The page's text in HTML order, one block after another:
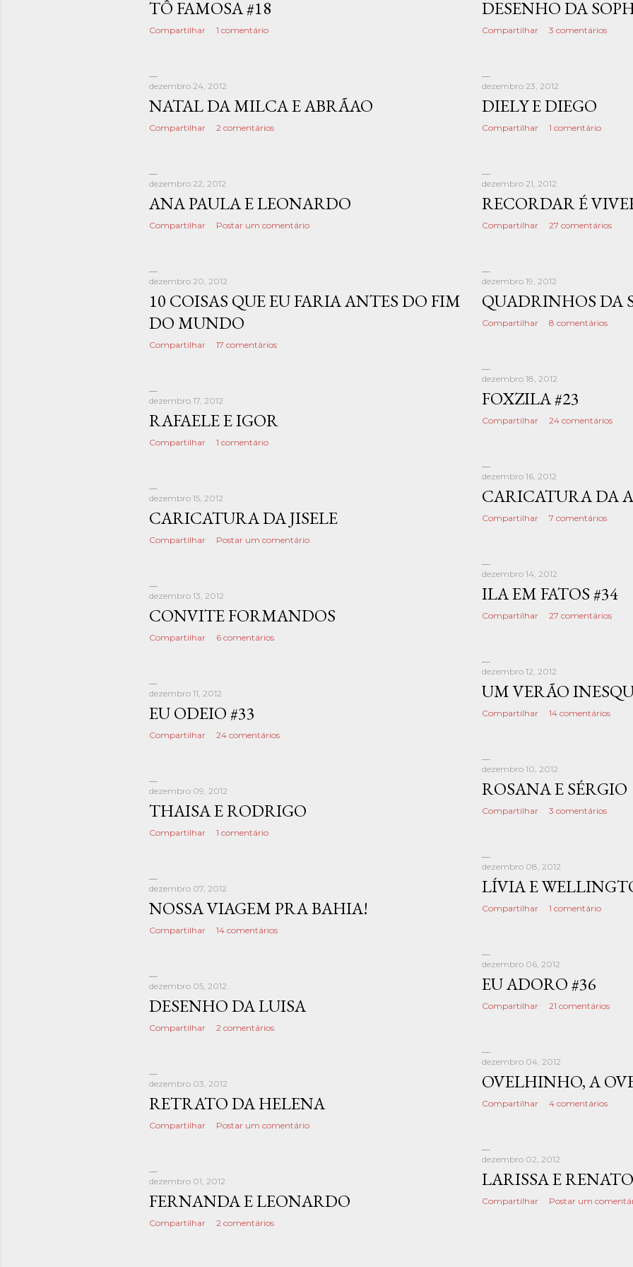
TÔ FAMOSA #18
Compartilhar 1 comentário
DESENHO DA
Compartilhar 3 comentários
dezembro 24, 2012
NATAL DA MILCA E ABRÃAO
Compartilhar 2 comentários
dezembro 23, 2012
DIELY E DIEGO
Compartilhar 1 comentário
dezembro 22, 2012
ANA PAULA E LEONARDO
Compartilhar Postar um comentário
dezembro 21, 2012
RECORDAR É
Compartilhar 27 comentários
dezembro 20, 2012
10 COISAS QUE EU FARIA ANTES DO FIM
DO MUNDO
Compartilhar 17 comentários
dezembro 19, 2012
QUADRINHOS DA
Compartilhar 8 comentários
dezembro 18, 2012
FOXZILA #23
Compartilhar 24 comentários
dezembro 17, 2012
RAFAELE E IGOR
Compartilhar 1 comentário
dezembro 16, 2012
CARICATURA DA
Compartilhar 7 comentários
dezembro 15, 2012
CARICATURA DA JISELE
Compartilhar Postar um comentário
dezembro 14, 2012
ILA EM FATOS #34
Compartilhar 27 comentários
dezembro 13, 2012
CONVITE FORMANDOS
Compartilhar 6 comentários
dezembro 12, 2012
UM VERÃO
Compartilhar 14 comentários
dezembro 11, 2012
EU ODEIO #33
Compartilhar 24 comentários
dezembro 10, 2012
ROSANA E SÉRGIO
Compartilhar 3 comentários
dezembro 09, 2012
THAISA E RODRIGO
Compartilhar 1 comentário
dezembro 08, 2012
LÍVIA E
Compartilhar 1 comentário
dezembro 07, 2012
NOSSA VIAGEM PRA BAHIA!
Compartilhar 14 comentários
dezembro 06, 2012
EU ADORO #36
Compartilhar 21 comentários
dezembro 05, 2012
DESENHO DA LUISA
Compartilhar 2 comentários
dezembro 04, 2012
OVELHINHO, A
Compartilhar 4 comentários
dezembro 03, 2012
RETRATO DA HELENA
Compartilhar Postar um comentário
dezembro 02, 2012
LARISSA E RENATO
Compartilhar Postar um
dezembro 01, 2012
FERNANDA E LEONARDO
Compartilhar 2 comentários